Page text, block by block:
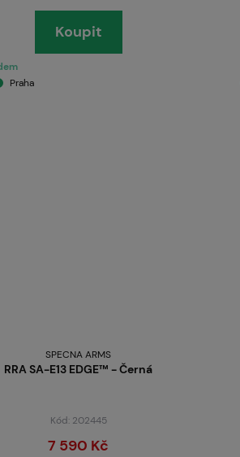
Koupit
Praha
SPECNA ARMS
RRA SA-E13 EDGE™ - Černá
Kód: 202445
7 590 Kč